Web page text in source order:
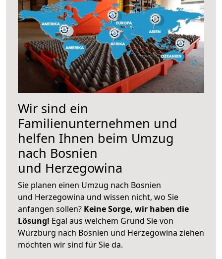
Wir sind ein
Familienunternehmen und
helfen Ihnen beim Umzug
nach Bosnien
und Herzegowina
Sie planen einen Umzug nach Bosnien
und Herzegowina und wissen nicht, wo Sie
anfangen sollen? Keine Sorge, wir haben die
Lösung! Egal aus welchem Grund Sie von
Würzburg nach Bosnien und Herzegowina ziehen
möchten wir sind für Sie da.